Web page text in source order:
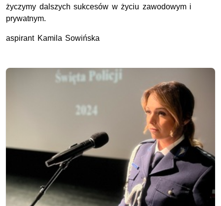
życzymy dalszych sukcesów w życiu zawodowym i
prywatnym.
aspirant Kamila Sowińska